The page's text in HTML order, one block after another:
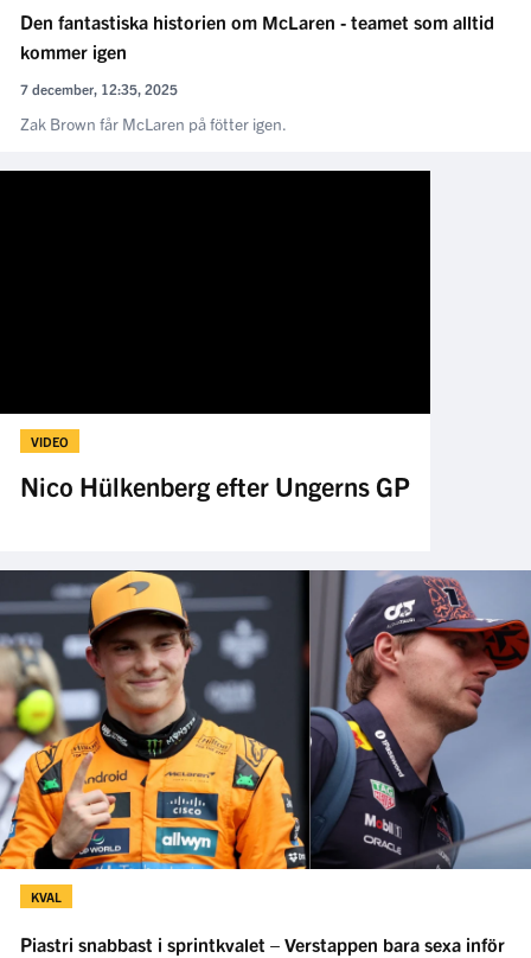
Den fantastiska historien om McLaren - teamet som alltid
kommer igen
7 december, 12:35, 2025
Zak Brown får McLaren på fötter igen.
VIDEO
Nico Hülkenberg efter Ungerns GP
KVAL
Piastri snabbast i sprintkvalet – Verstappen bara sexa inför